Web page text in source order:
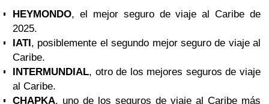
HEYMONDO, el mejor seguro de viaje al Caribe de
2025.
IATI, posiblemente el segundo mejor seguro de viaje al
Caribe.
INTERMUNDIAL, otro de los mejores seguros de viaje
al Caribe.
CHAPKA, uno de los seguros de viaje al Caribe más